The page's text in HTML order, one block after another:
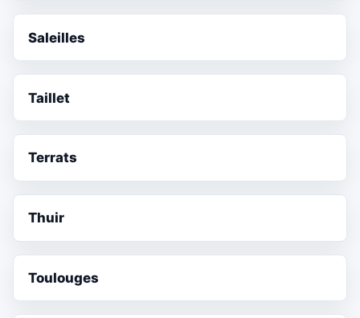
Saleilles
Taillet
Terrats
Thuir
Toulouges